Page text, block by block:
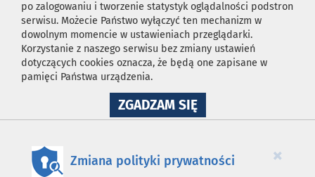
po zalogowaniu i tworzenie statystyk oglądalności podstron
serwisu. Możecie Państwo wyłączyć ten mechanizm w
dowolnym momencie w ustawieniach przeglądarki.
Korzystanie z naszego serwisu bez zmiany ustawień
dotyczących cookies oznacza, że będą one zapisane w
pamięci Państwa urządzenia.
ZGADZAM SIĘNA
WYKORZYSTANIE
×
Zmiana polityki prywatności